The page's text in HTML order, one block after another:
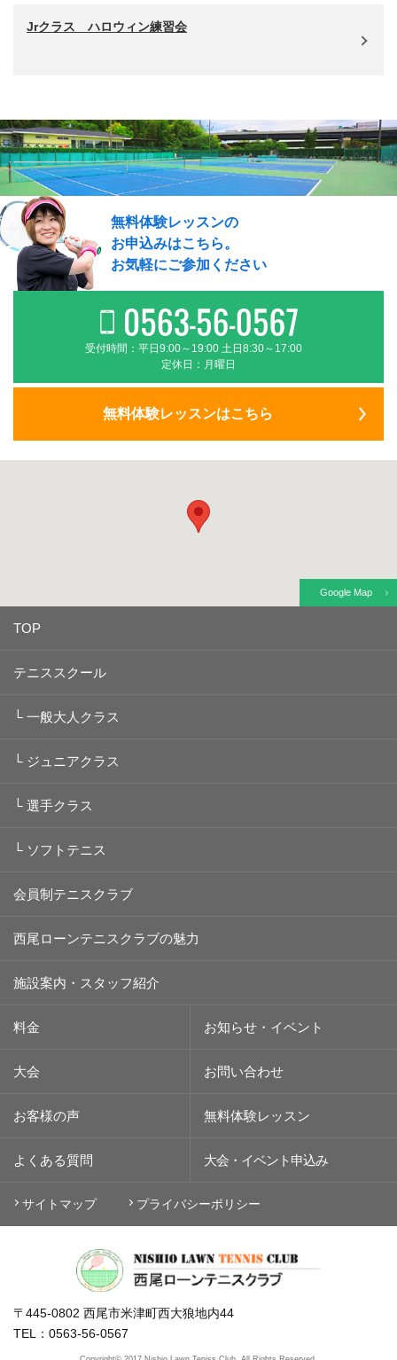
Jrクラス ハロウィン練習会
無料体験レッスンの
お申込みはこちら。
お気軽にご参加ください
受付時間：平日9:00～19:00 土日8:30～17:00
定休日：月曜日
無料体験レッスンはこちら
Google Map
TOP
テニススクール
└ 一般大人クラス
└ ジュニアクラス
└ 選手クラス
└ ソフトテニス
会員制テニスクラブ
西尾ローンテニスクラブの魅力
施設案内・スタッフ紹介
料金 お知らせ・イベント
大会 お問い合わせ
お客様の声 無料体験レッスン
よくある質問 大会・イベント 申込み
サイトマップ プライバシーポリシー
〒445-0802 西尾市米津町西大狼地内44
TEL：0563-56-0567